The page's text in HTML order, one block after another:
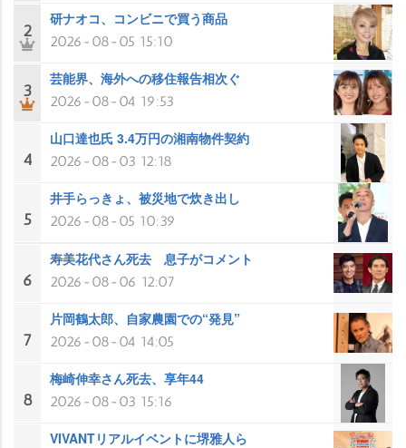
2
研ナオコ、コンビニで買う商品
2026-08-05 15:10
3
芸能界、海外への移住報告相次ぐ
2026-08-04 19:53
4
山口達也氏 3.4万円の湘南物件契約
2026-08-03 12:18
5
井手らっきょ、被災地で炊き出し
2026-08-05 10:39
6
寿美花代さん死去 息子がコメント
2026-08-06 12:07
7
片岡鶴太郎、自家農園での“発見”
2026-08-04 14:05
8
梅崎伸幸さん死去、享年44
2026-08-03 15:16
VIVANTリアルイベントに堺雅人ら